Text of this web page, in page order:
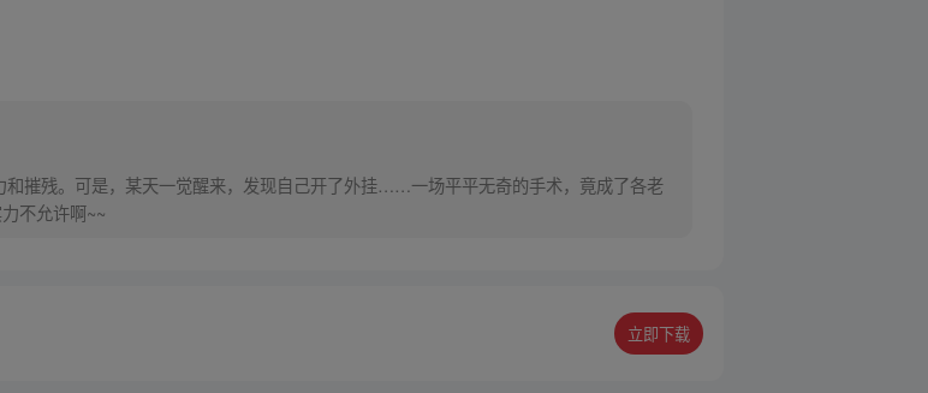
和摧残。可是，某天一觉醒来，发现自己开了外挂……一场平平无奇的手术，竟成了各老
不允许啊~~
立即下载